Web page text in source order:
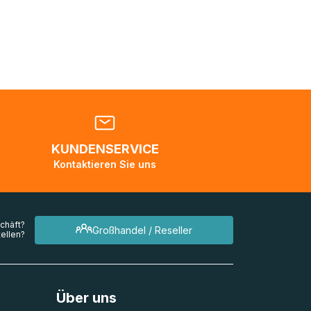
KUNDENSERVICE
Kontaktieren Sie uns
Großhandel / Reseller
Über uns